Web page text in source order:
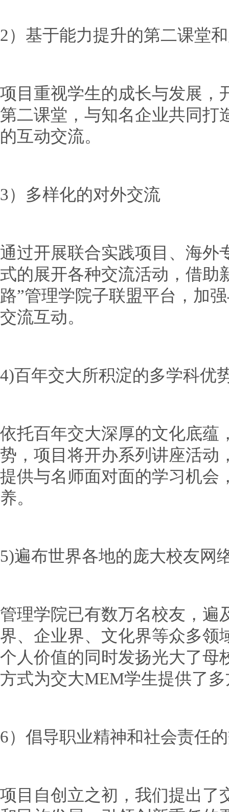
2）基于能力提升的第二课堂
项目重视学生的成长与发展，
第二课堂，与知名企业共同打
的互动交流。
3）多样化的对外交流
通过开展联合实践项目、海外
式的展开各种交流活动，借助
路”管理学院子联盟平台，加
交流互动。
4)百年交大所积淀的多学科优
依托百年交大深厚的文化底蕴
势，项目将开办系列讲座活动
提供与名师面对面的学习机会
养。
5)遍布世界各地的庞大校友网
管理学院已有数万名校友，遍
界、企业界、文化界等众多领
个人价值的同时发扬光大了母
方式为交大MEM学生提供了
6）倡导职业精神和社会责任
项目自创立之初，我们提出了